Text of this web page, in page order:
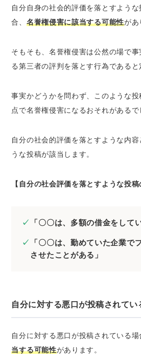
自分自身の社会的評価を落とすよう
合、 名誉権侵害に該当する可能性があ
そもそも、名誉権侵害は公然の場で
る第三者の評判を落とす行為であると
事実かどうかを問わず、 このような
点で名誉権侵害になるおそれがあるで
自分の社会的評価を落とすような内
うな投稿が該当します。
【自分の社会評価を落とすような投稿
「〇〇は、多額の借金をしてい
「〇〇は、勤めていた企業で
させたことがある」
自分に対する悪口が投稿されてい
自分に対する悪口が投稿されている場
当する可能性があります。